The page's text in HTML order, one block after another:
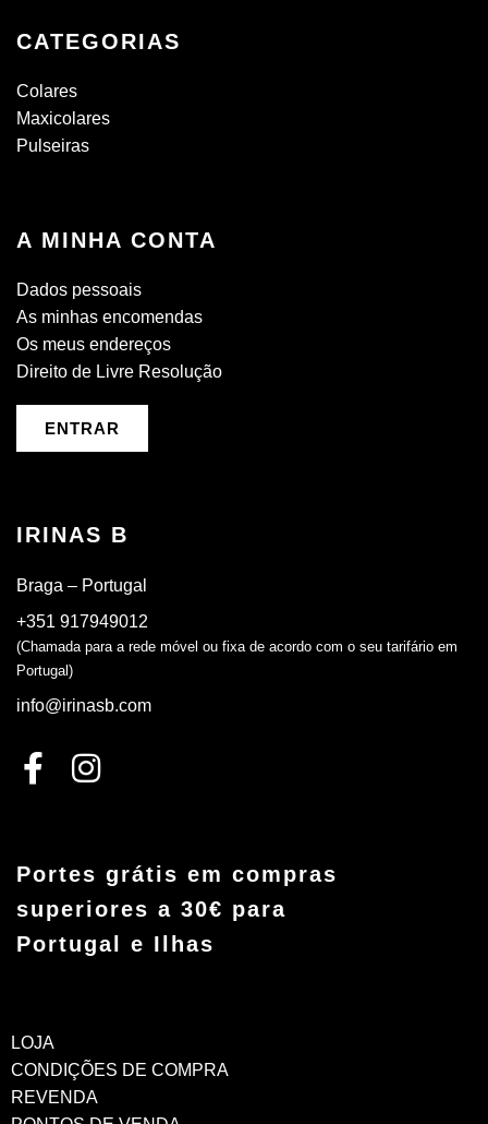
CATEGORIAS
Colares
Maxicolares
Pulseiras
A MINHA CONTA
Dados pessoais
As minhas encomendas
Os meus endereços
Direito de Livre Resolução
ENTRAR
IRINAS B
Braga – Portugal
+351 917949012
(Chamada para a rede móvel ou fixa de acordo com o seu tarifário em
Portugal)
info@irinasb.com
Portes grátis em compras
superiores a 30€ para
Portugal e Ilhas
LOJA
CONDIÇÕES DE COMPRA
REVENDA